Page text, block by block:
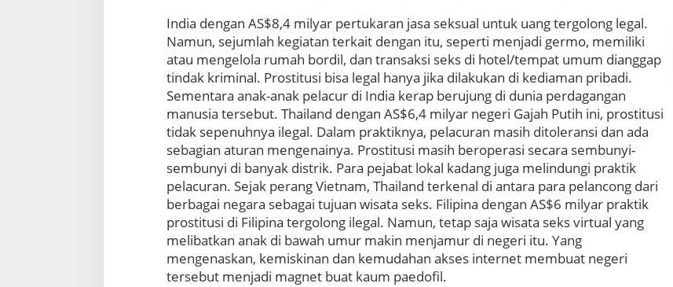
India dengan AS$8,4 milyar pertukaran jasa seksual untuk uang tergolong legal.
Namun, sejumlah kegiatan terkait dengan itu, seperti menjadi germo, memiliki
atau mengelola rumah bordil, dan transaksi seks di hotel/tempat umum dianggap
tindak kriminal. Prostitusi bisa legal hanya jika dilakukan di kediaman pribadi.
Sementara anak-anak pelacur di India kerap berujung di dunia perdagangan
manusia tersebut. Thailand dengan AS$6,4 milyar negeri Gajah Putih ini, prostitusi
tidak sepenuhnya ilegal. Dalam praktiknya, pelacuran masih ditoleransi dan ada
sebagian aturan mengenainya. Prostitusi masih beroperasi secara sembunyi-
sembunyi di banyak distrik. Para pejabat lokal kadang juga melindungi praktik
pelacuran. Sejak perang Vietnam, Thailand terkenal di antara para pelancong dari
berbagai negara sebagai tujuan wisata seks. Filipina dengan AS$6 milyar praktik
prostitusi di Filipina tergolong ilegal. Namun, tetap saja wisata seks virtual yang
melibatkan anak di bawah umur makin menjamur di negeri itu. Yang
mengenaskan, kemiskinan dan kemudahan akses internet membuat negeri
tersebut menjadi magnet buat kaum paedofil.